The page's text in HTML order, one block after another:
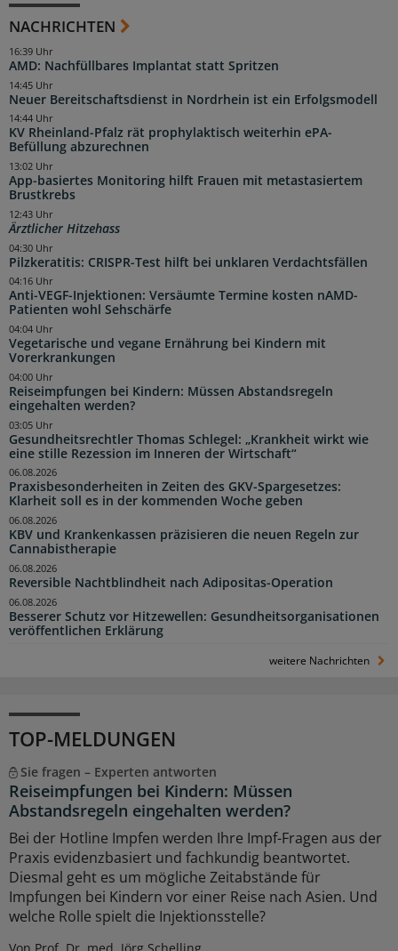
NACHRICHTEN
AMD: Nachfüllbares Implantat statt Spritzen
16:39 Uhr
Neuer Bereitschaftsdienst in Nordrhein ist ein Erfolgsmodell
14:45 Uhr
KV Rheinland-Pfalz rät prophylaktisch weiterhin ePA-
Befüllung abzurechnen
14:44 Uhr
App-basiertes Monitoring hilft Frauen mit metastasiertem
Brustkrebs
13:02 Uhr
Ärztlicher Hitzehass
12:43 Uhr
Pilzkeratitis: CRISPR-Test hilft bei unklaren Verdachtsfällen
04:30 Uhr
Anti-VEGF-Injektionen: Versäumte Termine kosten nAMD-
Patienten wohl Sehschärfe
04:16 Uhr
Vegetarische und vegane Ernährung bei Kindern mit
Vorerkrankungen
04:04 Uhr
Reiseimpfungen bei Kindern: Müssen Abstandsregeln
eingehalten werden?
04:00 Uhr
Gesundheitsrechtler Thomas Schlegel: „Krankheit wirkt wie
eine stille Rezession im Inneren der Wirtschaft“
03:05 Uhr
Praxisbesonderheiten in Zeiten des GKV-Spargesetzes:
Klarheit soll es in der kommenden Woche geben
06.08.2026
KBV und Krankenkassen präzisieren die neuen Regeln zur
Cannabistherapie
06.08.2026
Reversible Nachtblindheit nach Adipositas-Operation
06.08.2026
Besserer Schutz vor Hitzewellen: Gesundheitsorganisationen
veröffentlichen Erklärung
06.08.2026
weitere Nachrichten
TOP-MELDUNGEN
Sie fragen – Experten antworten
Reiseimpfungen bei Kindern: Müssen
Abstandsregeln eingehalten werden?
Bei der Hotline Impfen werden Ihre Impf-Fragen aus der
Praxis evidenzbasiert und fachkundig beantwortet.
Diesmal geht es um mögliche Zeitabstände für
Impfungen bei Kindern vor einer Reise nach Asien. Und
welche Rolle spielt die Injektionsstelle?